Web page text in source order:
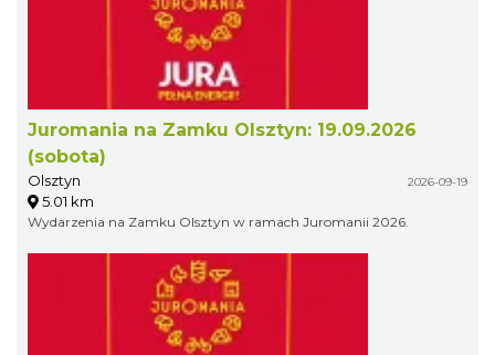
Juromania na Zamku Olsztyn: 19.09.2026
(sobota)
Olsztyn 2026-09-19
5.01 km
Wydarzenia na Zamku Olsztyn w ramach Juromanii 2026.